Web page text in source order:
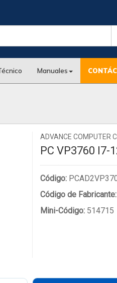
Manuales
ADVANCE COMPUTER
PC VP3760 I7-
Código:
Código de Fabricante:
Mini-Código: 514715